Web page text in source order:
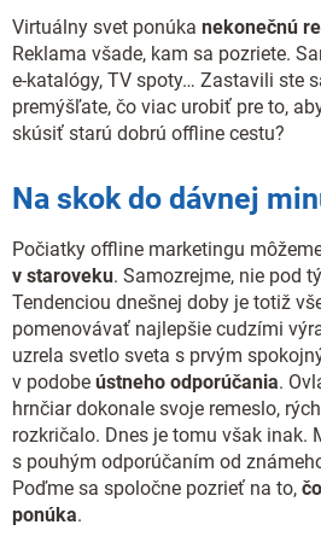
Virtuálny svet ponúka nekonečnú
Reklama všade, kam sa pozriete.
e-katalógy, TV spoty… Zastavili ste
premýšľate, čo viac urobiť pre to,
skúsiť starú dobrú offline cestu?
Na skok do dávnej
Počiatky offline marketingu
v staroveku. Samozrejme, nie pod
Tendenciou dnešnej doby je totiž
pomenovávať najlepšie cudzími
uzrela svetlo sveta s prvým
v podobe ústneho odporúčania.
hrnčiar dokonale svoje remeslo,
rozkričalo. Dnes je tomu však inak.
s pouhým odporúčaním od
Poďme sa spoločne pozrieť na to,
ponúka.